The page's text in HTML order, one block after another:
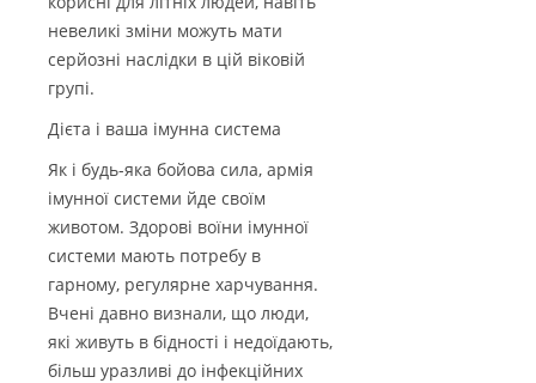
невеликі зміни можуть мати
серйозні наслідки в цій віковій
групі.
Дієта і ваша імунна система
Як і будь-яка бойова сила, армія
імунної системи йде своїм
животом. Здорові воїни імунної
системи мають потребу в
гарному, регулярне харчування.
Вчені давно визнали, що люди,
які живуть в бідності і недоїдають,
більш уразливі до інфекційних